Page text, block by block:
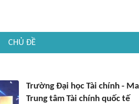
CHỦ ĐỀ
Trường Đại học Tài chính -
Trung tâm Tài chính quốc tế